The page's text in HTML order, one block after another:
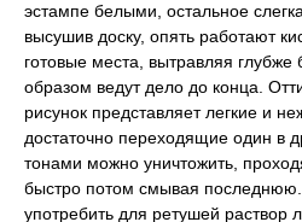
эстампе белыми, остальное
высушив доску, опять работают
готовые места, вытравляя
образом ведут дело до конца.
рисунок представляет легкие и
достаточно переходящие один в
тонами можно уничтожить,
быстро потом смывая
употребить для ретушей раствор